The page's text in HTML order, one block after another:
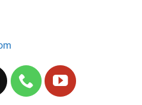
501 – 970mm
845 – 1235mm